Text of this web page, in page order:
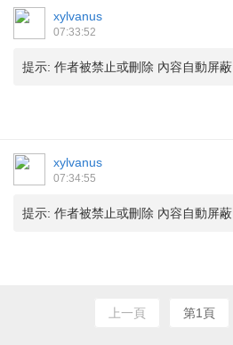
xylvanus
07:33:52
提示: 作者被禁止或刪除 內容自動屏蔽
xylvanus
07:34:55
提示: 作者被禁止或刪除 內容自動屏蔽
上一頁 第1頁